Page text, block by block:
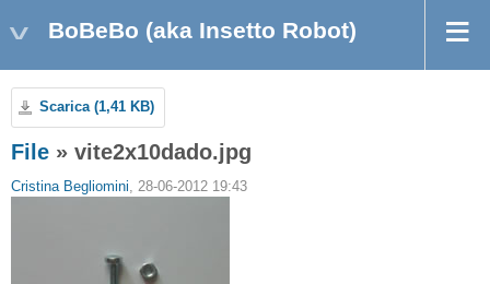
BoBeBo (aka Insetto Robot)
Scarica (1,41 KB)
File » vite2x10dado.jpg
Cristina Begliomini, 28-06-2012 19:43